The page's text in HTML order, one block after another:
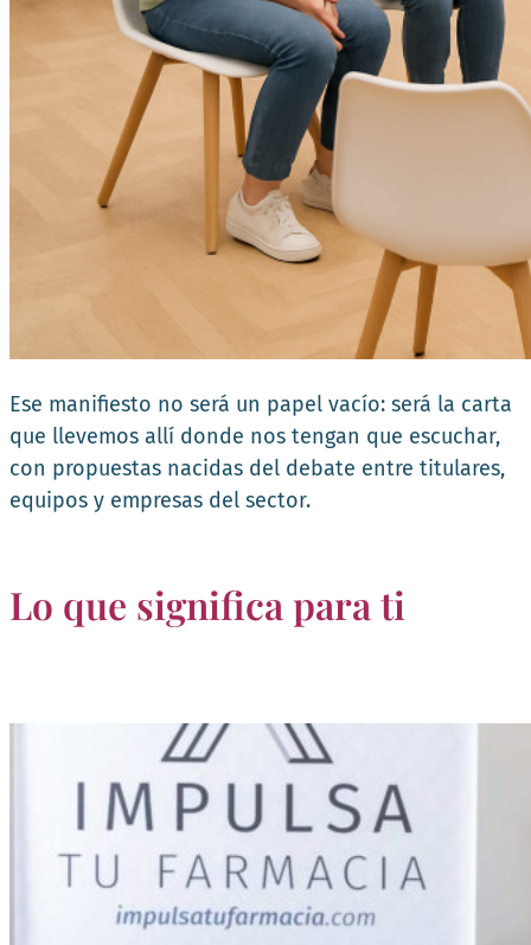
Ese manifiesto no será un papel vacío: será la carta
que llevemos allí donde nos tengan que escuchar,
con propuestas nacidas del debate entre titulares,
equipos y empresas del sector.
Lo que significa para ti